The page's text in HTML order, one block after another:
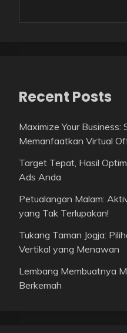
Recent Posts
Maximize Your Business:
Memanfaatkan Virtual
Target Tepat, Hasil
Ads Anda
Petualangan Malam:
yang Tak Terlupakan!
Tukang Taman Jogja:
Vertikal yang Menawan
Lembang Membuatnya
Berkemah